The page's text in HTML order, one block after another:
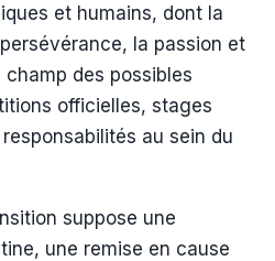
et humains, dont la
la passion et
champ des possibles
officielles, stages
au sein du
suppose une
une remise en cause